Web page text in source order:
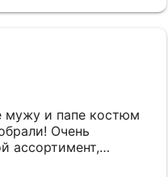
мужу и папе костюм
Очень
ассортимент,